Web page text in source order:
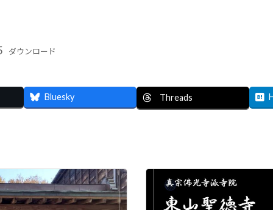
ダウンロード
Bluesky Threads